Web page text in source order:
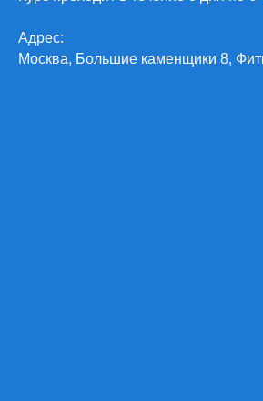
Адрес:
Москва, Большие каменщики 8,